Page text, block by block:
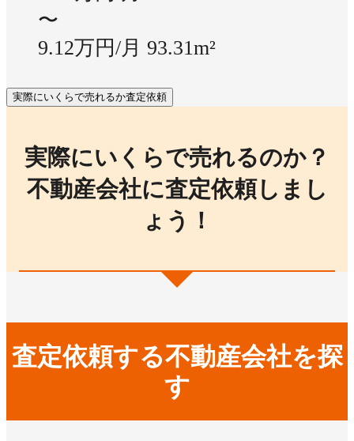
〜
9.12万円/月 93.31m²
実際にいくらで売れるか査定依頼
実際にいくらで売れるのか？
不動産会社に査定依頼しまし
ょう！
査定依頼する不動産会社を探
す